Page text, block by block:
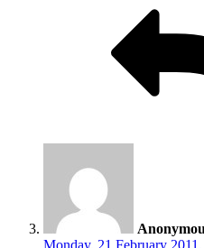
Monday, 21 February